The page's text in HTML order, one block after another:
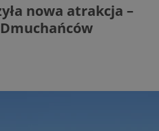
nowa atrakcja –